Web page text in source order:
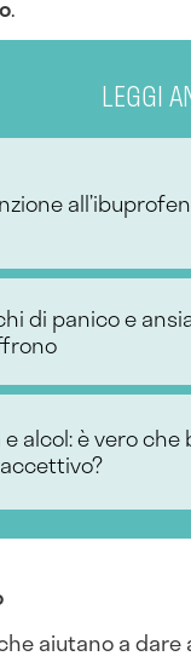
.
LEGGI
di panico e
e alcol: è vero
che aiutano a